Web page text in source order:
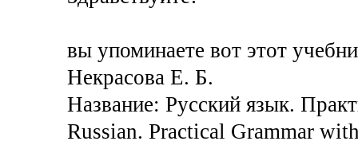
вы упоминаете вот этот
Некрасова Е. Б.
Название: Русский язык.
Russian. Practical Grammar